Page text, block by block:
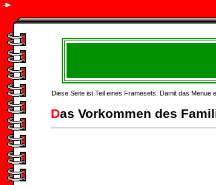
Diese Seite ist Teil eines Framesets. Damit das Menue
Das Vorkommen des